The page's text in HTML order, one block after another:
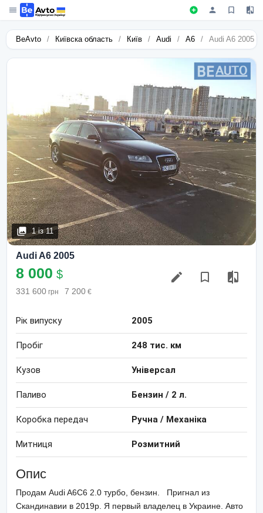
BeAvto / Київска область / Київ / Audi / A6 / Audi A6 2005
1 із 11
Audi A6 2005
8 000 $
331 600 грн 7 200 €
Рік випуску 2005
Пробіг 248 тис. км
Кузов Універсал
Паливо Бензин / 2 л.
Коробка передач Ручна / Механіка
Митниця Розмитний
Опис
Продам Audi A6C6 2.0 турбо, бензин. Пригнал из
Скандинавии в 2019р. Я первый владелец в Украине. Авто